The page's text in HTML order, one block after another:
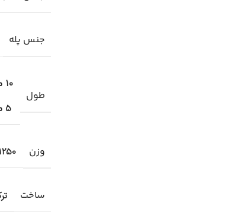
جنس پله
طول
10 متر
5 متر
وزن 1250
ساخت